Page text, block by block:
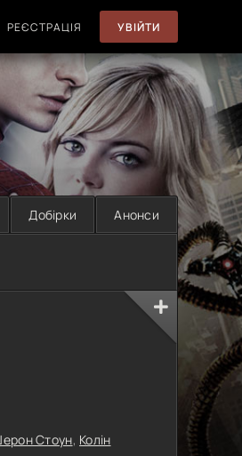
РЕЄСТРАЦІЯ УВІЙТИ
Добірки Анонси
Стоун, Колін